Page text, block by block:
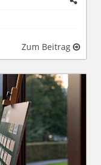
Zum Beitrag